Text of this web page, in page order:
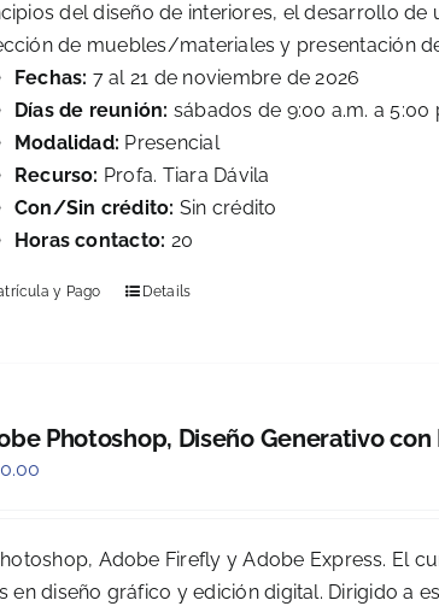
del diseño de interiores, el desarrollo
de muebles/materiales y presentación
Fechas: 7 al 21 de noviembre de 2026
Días de reunión: sábados de 9:00 a.m. a 5:00
Modalidad: Presencial
Recurso: Profa. Tiara Dávila
Con/Sin crédito: Sin crédito
Horas contacto: 20
y Pago Details
Photoshop, Diseño Generativo con
Adobe Firefly y Adobe Express. El
diseño gráfico y edición digital. Dirigido a